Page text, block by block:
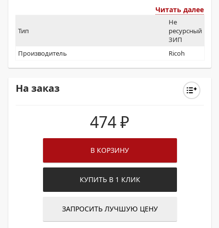
Читать далее
Тип
Не
ресурсный
ЗИП
Производитель
Ricoh
На заказ
474₽
В КОРЗИНУ
КУПИТЬ В 1 КЛИК
ЗАПРОСИТЬ ЛУЧШУЮ ЦЕНУ